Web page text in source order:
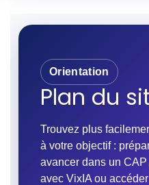
Orientation
Plan du
Trouvez plus
à votre objectif :
avancer dans un
avec VixIA ou